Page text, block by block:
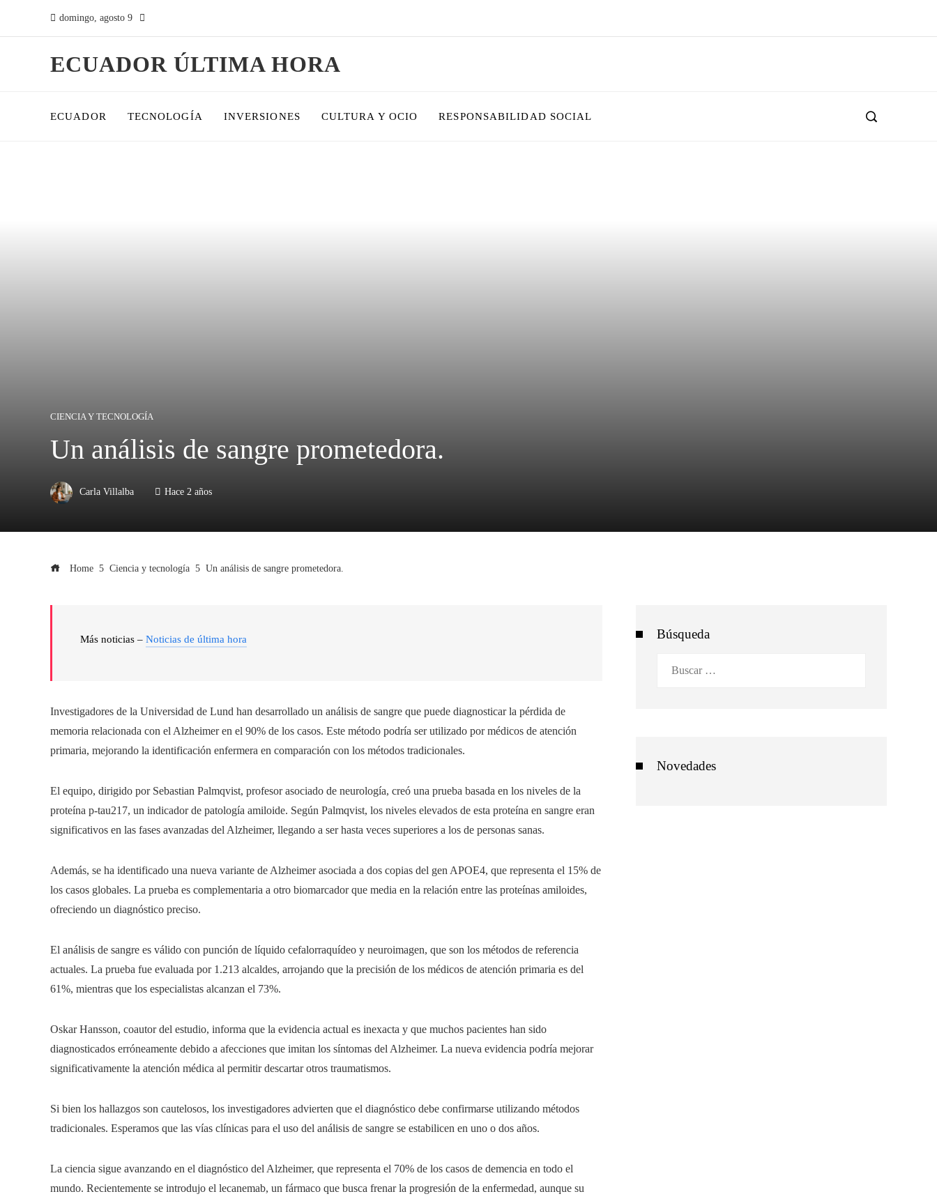
domingo, agosto 9
ECUADOR ÚLTIMA HORA
ECUADOR TECNOLOGÍA INVERSIONES CULTURA Y OCIO RESPONSABILIDAD SOCIAL
CIENCIA Y TECNOLOGÍA
Un análisis de sangre prometedora.
Carla Villalba Hace 2 años
Home Ciencia y tecnología Un análisis de sangre prometedora.
Más noticias – Noticias de última hora
Investigadores de la Universidad de Lund han desarrollado un análisis de sangre que puede diagnosticar la pérdida de
memoria relacionada con el Alzheimer en el 90% de los casos. Este método podría ser utilizado por médicos de atención
primaria, mejorando la identificación enfermera en comparación con los métodos tradicionales.
El equipo, dirigido por Sebastian Palmqvist, profesor asociado de neurología, creó una prueba basada en los niveles de la
proteína p-tau217, un indicador de patología amiloide. Según Palmqvist, los niveles elevados de esta proteína en sangre eran
significativos en las fases avanzadas del Alzheimer, llegando a ser hasta veces superiores a los de personas sanas.
Además, se ha identificado una nueva variante de Alzheimer asociada a dos copias del gen APOE4, que representa el 15% de
los casos globales. La prueba es complementaria a otro biomarcador que media en la relación entre las proteínas amiloides,
ofreciendo un diagnóstico preciso.
El análisis de sangre es válido con punción de líquido cefalorraquídeo y neuroimagen, que son los métodos de referencia
actuales. La prueba fue evaluada por 1.213 alcaldes, arrojando que la precisión de los médicos de atención primaria es del
61%, mientras que los especialistas alcanzan el 73%.
Oskar Hansson, coautor del estudio, informa que la evidencia actual es inexacta y que muchos pacientes han sido
diagnosticados erróneamente debido a afecciones que imitan los síntomas del Alzheimer. La nueva evidencia podría mejorar
significativamente la atención médica al permitir descartar otros traumatismos.
Si bien los hallazgos son cautelosos, los investigadores advierten que el diagnóstico debe confirmarse utilizando métodos
tradicionales. Esperamos que las vías clínicas para el uso del análisis de sangre se estabilicen en uno o dos años.
La ciencia sigue avanzando en el diagnóstico del Alzheimer, que representa el 70% de los casos de demencia en todo el
mundo. Recientemente se introdujo el lecanemab, un fármaco que busca frenar la progresión de la enfermedad, aunque su
Búsqueda
Novedades